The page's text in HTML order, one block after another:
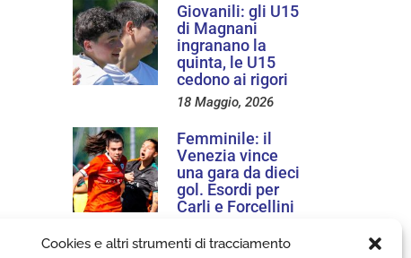
Cookies e altri strumenti di tracciamento
Giovanili: gli U15
di Magnani
ingranano la
quinta, le U15
cedono ai rigori
18 Maggio, 2026
Femminile: il
Venezia vince
una gara da dieci
gol. Esordi per
Carli e Forcellini